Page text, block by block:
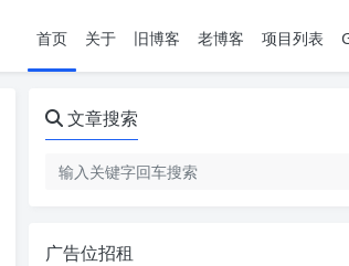
首页 关于 旧博客 老博客 项目列表
文章搜索
广告位招租